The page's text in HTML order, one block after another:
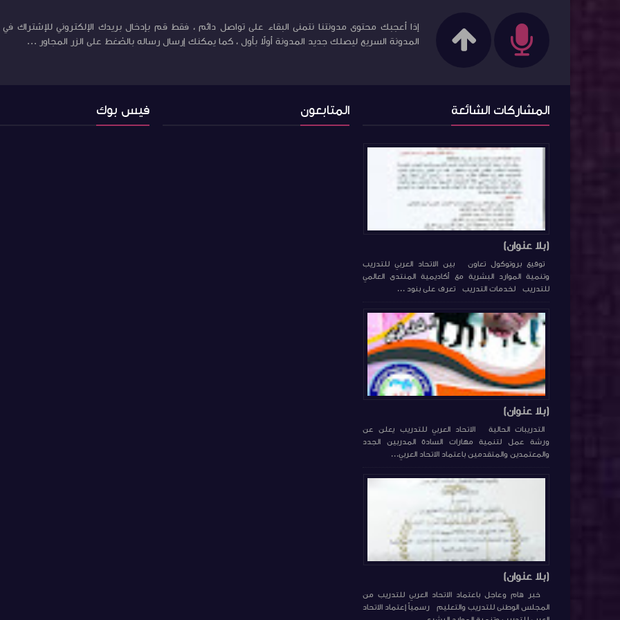
إذا أعجبك محتوى مدونتنا نتمنى البقاء على تواصل دائم ، فقط قم بإدخال بريدك الإلكتروني للإشتراك في
المدونة السريع ليصلك جديد المدونة أولاً بأول ، كما يمكنك إرسال رساله بالضغط على الزر المجاور ...
المشاركات الشائعة
(بلا عنوان)
توقيع بروتوكول تعاون بين الاتحاد العربي للتدريب
وتنمية الموارد البشرية مع أكاديمية المنتدى العالمي
للتدريب لخدمات التدريب تعرف على بنود ...
(بلا عنوان)
التدريبات الحالية الاتحاد العربي للتدريب يعلن عن
ورشة عمل لتنمية مهارات السادة المدربين الجدد
والمعتمدين والمتقدمين باعتماد الاتحاد العربي...
(بلا عنوان)
خبر هام وعاجل باعتماد الاتحاد العربي للتدريب من
المجلس الوطنى للتدريب والتعليم رسمياً إعتماد الاتحاد
المتابعون فيس بوك